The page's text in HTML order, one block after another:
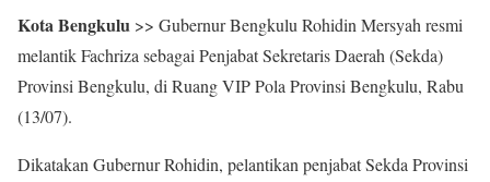
Kota Bengkulu >> Gubernur Bengkulu Rohidin Mersyah resmi
melantik Fachriza sebagai Penjabat Sekretaris Daerah (Sekda)
Provinsi Bengkulu, di Ruang VIP Pola Provinsi Bengkulu, Rabu
(13/07).
Dikatakan Gubernur Rohidin, pelantikan penjabat Sekda Provinsi